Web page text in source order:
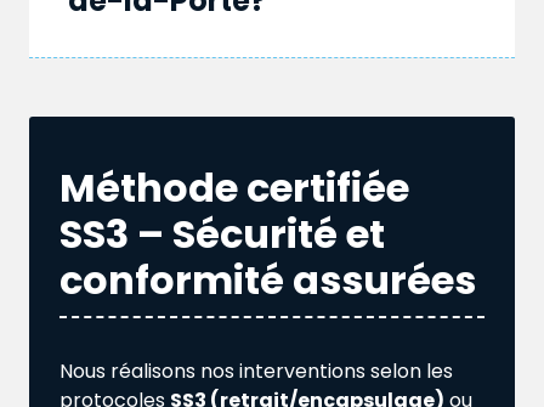
Méthode certifiée
SS3 – Sécurité et
conformité assurées
Nous réalisons nos interventions selon les
protocoles SS3 (retrait/encapsulage) ou